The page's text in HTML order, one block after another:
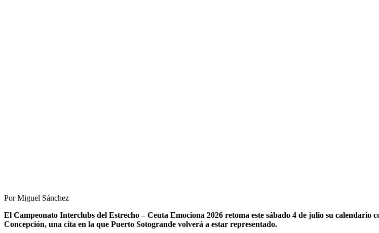
Por Miguel Sánchez
El Campeonato Interclubs del Estrecho – Ceuta Emociona 2026 retoma este sábado 4 de julio su
Concepción, una cita en la que Puerto Sotogrande volverá a estar representado.